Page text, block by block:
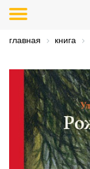
главная книга